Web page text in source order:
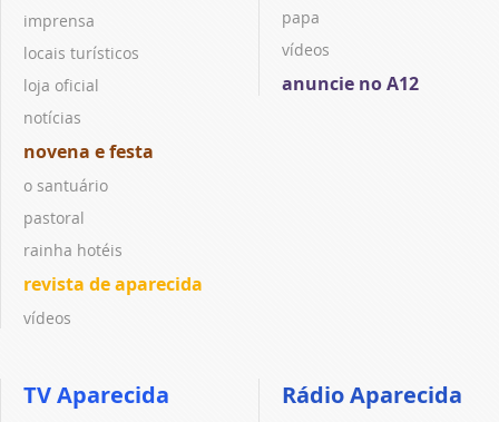
imprensa
locais turísticos
loja oficial
notícias
novena e festa
o santuário
pastoral
rainha hotéis
revista de aparecida
vídeos
papa
vídeos
anuncie no A12
TV Aparecida Rádio Aparecida